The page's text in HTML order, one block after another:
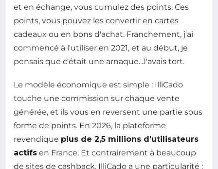
et en échange, vous cumulez des points. Ces
points, vous pouvez les convertir en cartes
cadeaux ou en bons d'achat. Franchement, j'ai
commencé à l'utiliser en 2021, et au début, je
pensais que c'était une arnaque. J'avais tort.
Le modèle économique est simple : IlliCado
touche une commission sur chaque vente
générée, et ils vous en reversent une partie sous
forme de points. En 2026, la plateforme
revendique plus de 2,5 millions d'utilisateurs
actifs en France. Et contrairement à beaucoup
de sites de cashback, IlliCado a une particularité :